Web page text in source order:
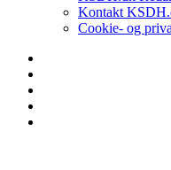
Kontakt
Cookie- og